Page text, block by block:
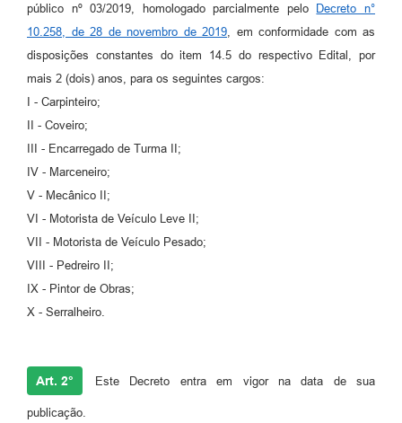
Telefones Úteis
Enquete
Jornal
Agenda
SIC
Contato
público nº 03/2019, homologado parcialmente pelo
Decreto n°
10.258, de 28 de novembro de 2019 , em conformidade com as
disposições constantes do item 14.5 do respectivo Edital, por
mais 2 (dois) anos, para os seguintes cargos:
I - Carpinteiro;
II - Coveiro;
III - Encarregado de Turma II;
IV - Marceneiro;
V - Mecânico II;
VI - Motorista de Veículo Leve II;
VII - Motorista de Veículo Pesado;
VIII - Pedreiro II;
IX - Pintor de Obras;
X - Serralheiro.
Art. 2° Este Decreto entra em vigor na data de sua
publicação.